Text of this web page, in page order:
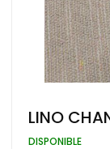
Saltar
al
comienzo
LINO
DISPONIBLE